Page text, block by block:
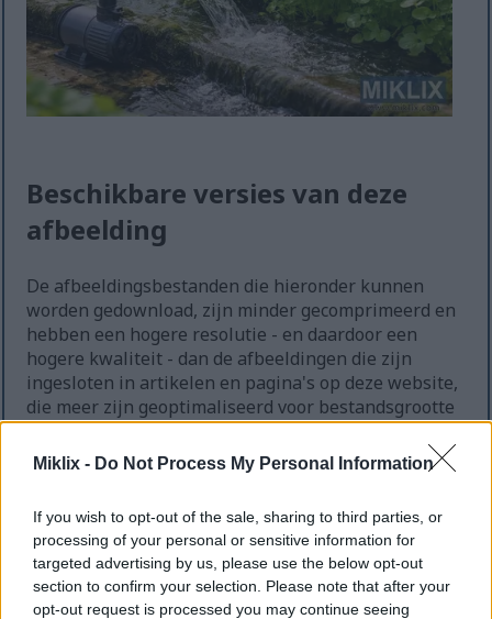
Miklix - Do Not Process My Personal Information
If you wish to opt-out of the sale, sharing to third parties, or
processing of your personal or sensitive information for
targeted advertising by us, please use the below opt-out
section to confirm your selection. Please note that after your
opt-out request is processed you may continue seeing
Beschikbare versies van deze
afbeelding
De afbeeldingsbestanden die hieronder kunnen
worden gedownload, zijn minder gecomprimeerd en
hebben een hogere resolutie - en daardoor een
hogere kwaliteit - dan de afbeeldingen die zijn
ingesloten in artikelen en pagina's op deze website,
die meer zijn geoptimaliseerd voor bestandsgrootte
om het bandbreedtegebruik te beperken.
AVIF (139 KB)
WebP(315 KB)
JPEG(561 KB)